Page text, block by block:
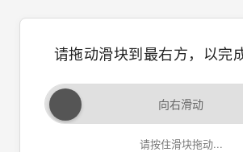
请拖动滑块到最右方，以完
向右滑动
请按住滑块拖动...